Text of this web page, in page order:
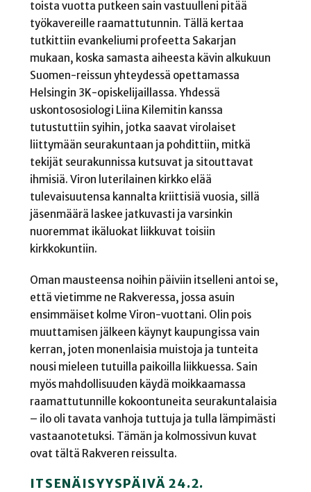
toista vuotta putkeen sain vastuulleni pitää
työkavereille raamattutunnin. Tällä kertaa
tutkittiin evankeliumi profeetta Sakarjan
mukaan, koska samasta aiheesta kävin alkukuun
Suomen-reissun yhteydessä opettamassa
Helsingin 3K-opiskelijaillassa. Yhdessä
uskontososiologi Liina Kilemitin kanssa
tutustuttiin syihin, jotka saavat virolaiset
liittymään seurakuntaan ja pohdittiin, mitkä
tekijät seurakunnissa kutsuvat ja sitouttavat
ihmisiä. Viron luterilainen kirkko elää
tulevaisuutensa kannalta kriittisiä vuosia, sillä
jäsenmäärä laskee jatkuvasti ja varsinkin
nuoremmat ikäluokat liikkuvat toisiin
kirkkokuntiin.
Oman mausteensa noihin päiviin itselleni antoi se,
että vietimme ne Rakveressa, jossa asuin
ensimmäiset kolme Viron-vuottani. Olin pois
muuttamisen jälkeen käynyt kaupungissa vain
kerran, joten monenlaisia muistoja ja tunteita
nousi mieleen tutuilla paikoilla liikkuessa. Sain
myös mahdollisuuden käydä moikkaamassa
raamattutunnille kokoontuneita seurakuntalaisia
– ilo oli tavata vanhoja tuttuja ja tulla lämpimästi
vastaanotetuksi. Tämän ja kolmossivun kuvat
ovat tältä Rakveren reissulta.
ITSENÄISYYSPÄIVÄ 24.2.